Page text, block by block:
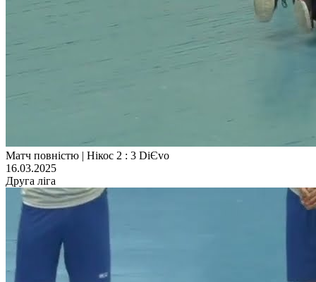
Матч повністю | Нікос 2 : 3 DiЄvo
16.03.2025
Друга ліга